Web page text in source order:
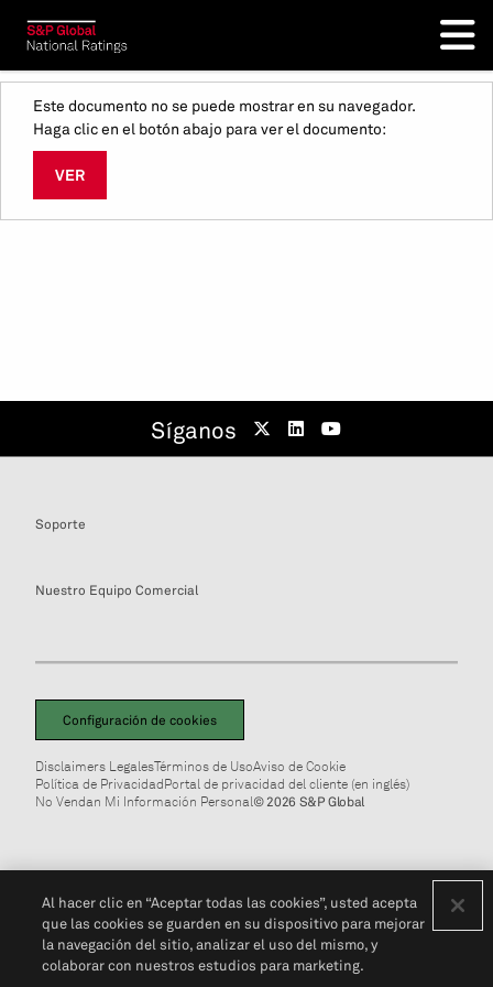
Este documento no se puede mostrar en su navegador.
Haga clic en el botón abajo para ver el documento:
VER
Síganos
Soporte
Nuestro Equipo Comercial
Configuración de cookies
Disclaimers LegalesTérminos de UsoAviso de Cookie
Política de PrivacidadPortal de privacidad del cliente (en inglés)
No Vendan Mi Información Personal© 2026 S&P Global
Al hacer clic en “Aceptar todas las cookies”, usted acepta
que las cookies se guarden en su dispositivo para mejorar
la navegación del sitio, analizar el uso del mismo, y
colaborar con nuestros estudios para marketing.